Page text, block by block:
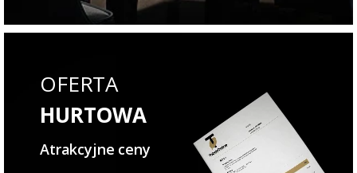
OFERTA
HURTOWA
Atrakcyjne ceny